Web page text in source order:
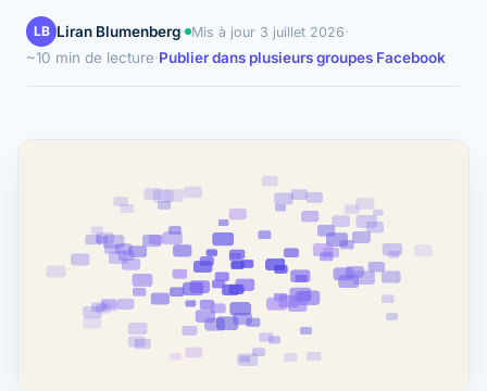
LB Liran Blumenberg· Mis à jour 3 juillet 2026·
~10 min de lecture·Publier dans plusieurs groupes Facebook